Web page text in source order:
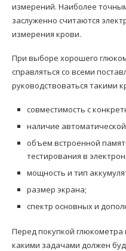
измерений. Наиболее
заслуженно считаются
измерения крови.
При выборе хорошего
справляться со всеми
руководствоваться такими
совместимость с
наличие
объем встроенной
тестирования в
мощность и тип
размер экрана;
спектр основных и
Перед покупкой глюкометра
какими задачами должен